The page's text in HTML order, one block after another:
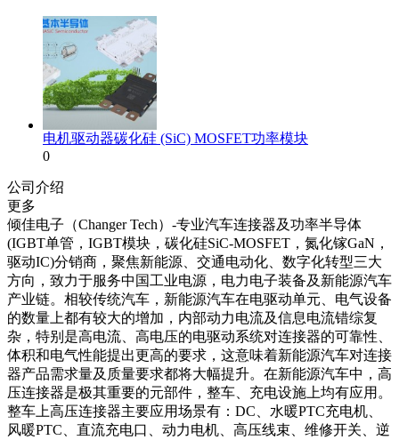
电机驱动器碳化硅 (SiC) MOSFET功率模块
0
公司介绍
更多
倾佳电子（Changer Tech）-专业汽车连接器及功率半导体
(IGBT单管，IGBT模块，碳化硅SiC-MOSFET，氮化镓GaN，
驱动IC)分销商，聚焦新能源、交通电动化、数字化转型三大
方向，致力于服务中国工业电源，电力电子装备及新能源汽车
产业链。相较传统汽车，新能源汽车在电驱动单元、电气设备
的数量上都有较大的增加，内部动力电流及信息电流错综复
杂，特别是高电流、高电压的电驱动系统对连接器的可靠性、
体积和电气性能提出更高的要求，这意味着新能源汽车对连接
器产品需求量及质量要求都将大幅提升。在新能源汽车中，高
压连接器是极其重要的元部件，整车、充电设施上均有应用。
整车上高压连接器主要应用场景有：DC、水暖PTC充电机、
风暖PTC、直流充电口、动力电机、高压线束、维修开关、逆